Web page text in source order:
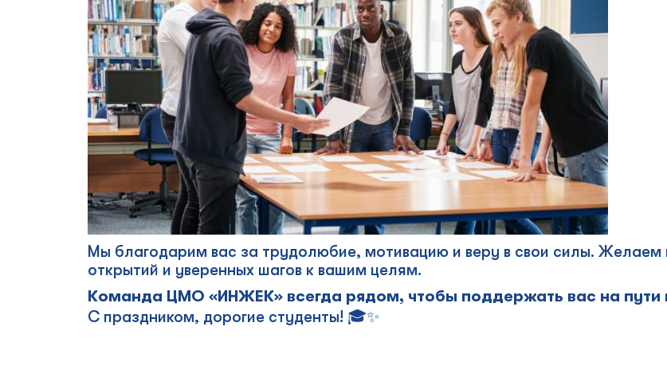
Мы благодарим вас за трудолюбие, мотивацию и веру в свои силы. Желаем
открытий и уверенных шагов к вашим целям.
Команда ЦМО «ИНЖЕК» всегда рядом, чтобы поддержать вас на
С праздником, дорогие студенты! 🎓✨